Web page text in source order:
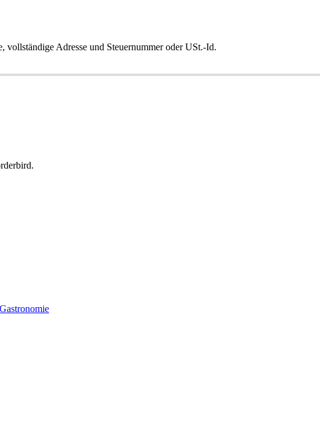
vollständige Adresse und Steuernummer oder USt.-Id.